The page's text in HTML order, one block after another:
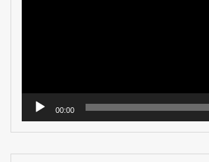
00:00